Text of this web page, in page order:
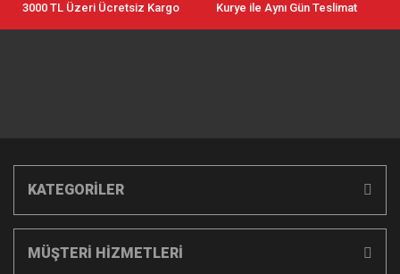
3000 TL Üzeri Ücretsiz Kargo Kurye ile Aynı Gün Teslimat
KATEGORİLER
MÜŞTERİ HİZMETLERİ